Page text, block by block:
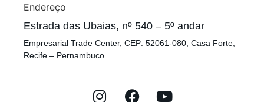
Endereço
Estrada das Ubaias, nº 540 – 5º andar
Empresarial Trade Center, CEP: 52061-080, Casa Forte,
Recife – Pernambuco.